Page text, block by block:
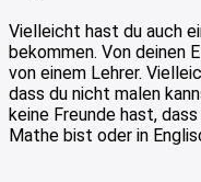
Vielleicht hast du auch
bekommen. Von deinen
von einem Lehrer.
dass du nicht malen
keine Freunde hast,
Mathe bist oder in